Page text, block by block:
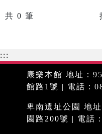
共 0 筆
:::
康樂本館 地址：
館路1號 | 電話：
卑南遺址公園 地
園路200號 | 電話